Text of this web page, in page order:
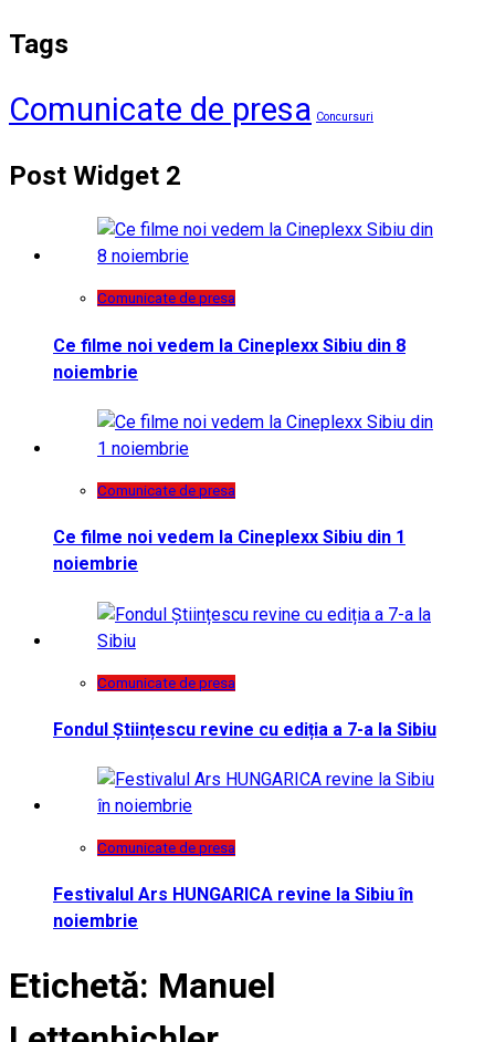
Tags
Comunicate de presa Concursuri
Post Widget 2
Comunicate de presa
Ce filme noi vedem la Cineplexx Sibiu din 8
noiembrie
Comunicate de presa
Ce filme noi vedem la Cineplexx Sibiu din 1
noiembrie
Comunicate de presa
Fondul Științescu revine cu ediția a 7-a la Sibiu
Comunicate de presa
Festivalul Ars HUNGARICA revine la Sibiu în
noiembrie
Etichetă: Manuel